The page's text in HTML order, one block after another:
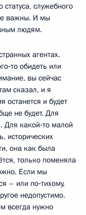
статуса, служебного
важны. И мы
людям.
агентах.
обидеть или
вы сейчас
сказал, и я
останется и будет
не будет. Для
Для какой‑то малой
исторических
она как была
только поменяла
Если мы
– или по‑тихому,
недопустимо.
всегда нужно